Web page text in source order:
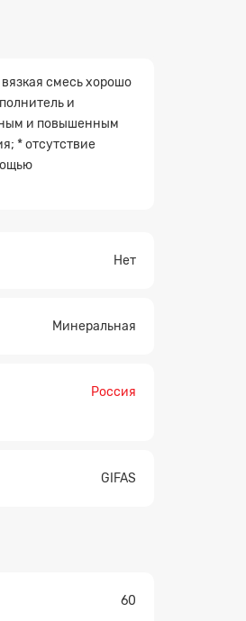
смесь хорошо
и
и повышенным
* отсутствие
Нет
Минеральная
Россия
GIFAS
60